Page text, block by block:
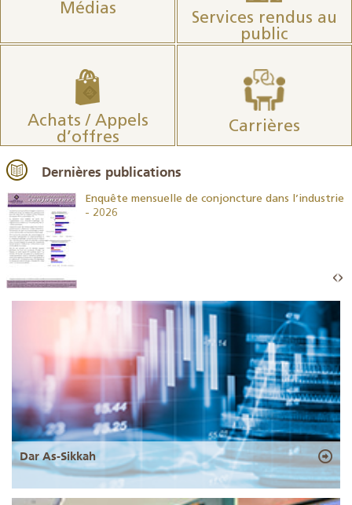
Médias
Services rendus au
public
Achats / Appels
d’offres
Carrières
Dernières publications
Enquête mensuelle de conjoncture dans l’industrie
- 2026
Dar As-Sikkah